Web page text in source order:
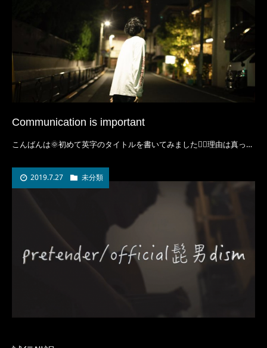
Communication is important
こんばんは🌞初めて英字のタイトルを書いてみました🏃‍♂️理由は真っ…
2019.7.27 未分類